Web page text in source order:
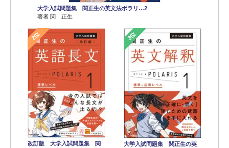
大学入試問題集 関正生の英文法ポラリ…2
著者 関 正生
2位
改訂版 大学入試問題集 関
3位
大学入試問題集 関正生の英